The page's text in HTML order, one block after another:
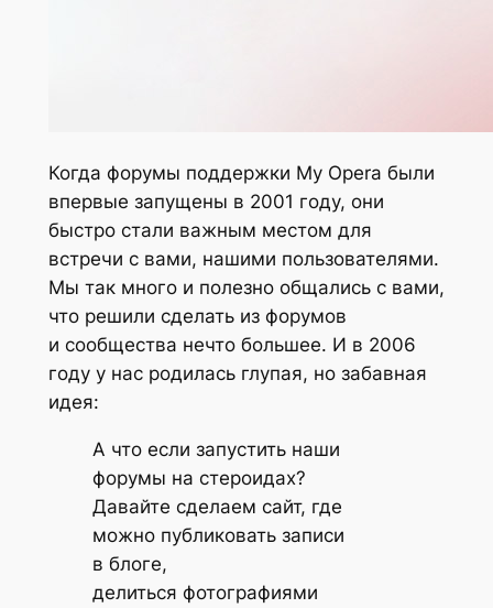
Когда форумы поддержки My Opera были
впервые запущены в 2001 году, они
быстро стали важным местом для
встречи с вами, нашими пользователями.
Мы так много и полезно общались с вами,
что решили сделать из форумов
и сообщества нечто большее. И в 2006
году у нас родилась глупая, но забавная
идея:
А что если запустить наши
форумы на стероидах?
Давайте сделаем сайт, где
можно публиковать записи
в блоге,
делиться фотографиями